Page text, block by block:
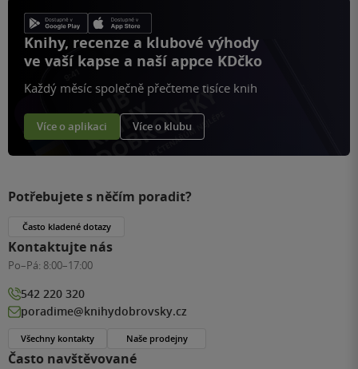
Knihy, recenze a klubové výhody
ve vaší kapse a naší appce KDčko
Každý měsíc společně přečteme tisíce knih
Více o aplikaci Více o klubu
Často navštěvované
Potřebujete s něčím poradit?
Často kladené dotazy
Kontaktujte nás
Po–Pá: 8:00–17:00
542 220 320
poradime@knihydobrovsky.cz
Všechny kontakty Naše prodejny